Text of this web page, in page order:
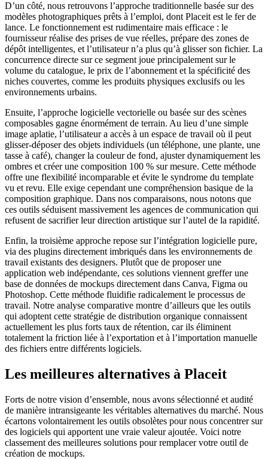
D’un côté, nous retrouvons l’approche traditionnelle basée sur des
modèles photographiques prêts à l’emploi, dont Placeit est le fer de
lance. Le fonctionnement est rudimentaire mais efficace : le
fournisseur réalise des prises de vue réelles, prépare des zones de
dépôt intelligentes, et l’utilisateur n’a plus qu’à glisser son fichier. La
concurrence directe sur ce segment joue principalement sur le
volume du catalogue, le prix de l’abonnement et la spécificité des
niches couvertes, comme les produits physiques exclusifs ou les
environnements urbains.
Ensuite, l’approche logicielle vectorielle ou basée sur des scènes
composables gagne énormément de terrain. Au lieu d’une simple
image aplatie, l’utilisateur a accès à un espace de travail où il peut
glisser-déposer des objets individuels (un téléphone, une plante, une
tasse à café), changer la couleur de fond, ajuster dynamiquement les
ombres et créer une composition 100 % sur mesure. Cette méthode
offre une flexibilité incomparable et évite le syndrome du template
vu et revu. Elle exige cependant une compréhension basique de la
composition graphique. Dans nos comparaisons, nous notons que
ces outils séduisent massivement les agences de communication qui
refusent de sacrifier leur direction artistique sur l’autel de la rapidité.
Enfin, la troisième approche repose sur l’intégration logicielle pure,
via des plugins directement imbriqués dans les environnements de
travail existants des designers. Plutôt que de proposer une
application web indépendante, ces solutions viennent greffer une
base de données de mockups directement dans Canva, Figma ou
Photoshop. Cette méthode fluidifie radicalement le processus de
travail. Notre analyse comparative montre d’ailleurs que les outils
qui adoptent cette stratégie de distribution organique connaissent
actuellement les plus forts taux de rétention, car ils éliminent
totalement la friction liée à l’exportation et à l’importation manuelle
des fichiers entre différents logiciels.
Les meilleures alternatives à Placeit
Forts de notre vision d’ensemble, nous avons sélectionné et audité
de manière intransigeante les véritables alternatives du marché. Nous
écartons volontairement les outils obsolètes pour nous concentrer sur
des logiciels qui apportent une vraie valeur ajoutée. Voici notre
classement des meilleures solutions pour remplacer votre outil de
création de mockups.